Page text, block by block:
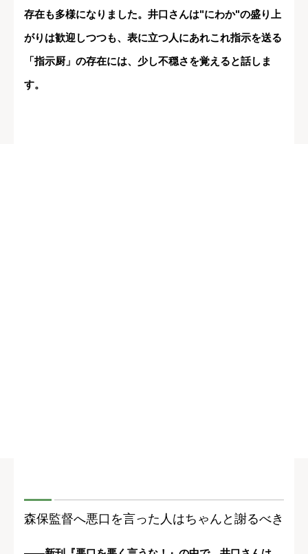
存在も多様になりました。井口さんは"にわか"の盛り上
がりは歓迎しつつも、表に立つ人にあれこれ指示を送る
「指示厨」の存在には、少し不穏さを覚えると話しま
す。
森保監督へ悪口を言った人はちゃんと謝るべき